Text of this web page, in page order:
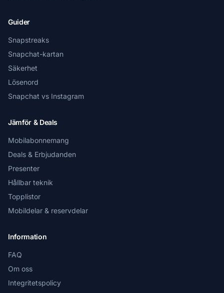
Guider
Snapstreaks
Snapchat-kartan
Säkerhet
Lösenord
Snapchat vs Instagram
Jämför & Deals
Mobilabonnemang
Deals & Erbjudanden
Presenter
Hållbar teknik
Topplistor
Mobildelar & reservdelar
Information
FAQ
Om oss
Integritetspolicy